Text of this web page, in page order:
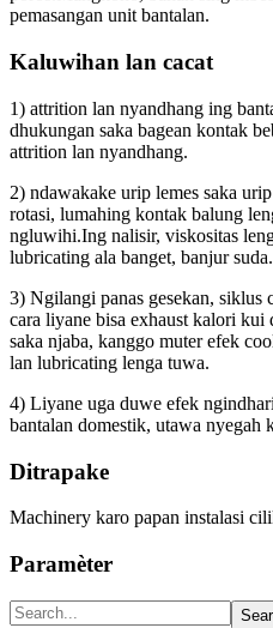
pemasangan unit bantalan.
Kaluwihan lan cacat
1) attrition lan nyandhang ing
dhukungan saka bagean kontak
attrition lan nyandhang.
2) ndawakake urip lemes saka
rotasi, lumahing kontak balung
ngluwihi.Ing nalisir, viskositas
lubricating ala banget, banjur suda.
3) Ngilangi panas gesekan, siklus
cara liyane bisa exhaust kalori kui
saka njaba, kanggo muter efek
lan lubricating lenga tuwa.
4) Liyane uga duwe efek
bantalan domestik, utawa nyegah
Ditrapake
Machinery karo papan instalasi
Paramèter